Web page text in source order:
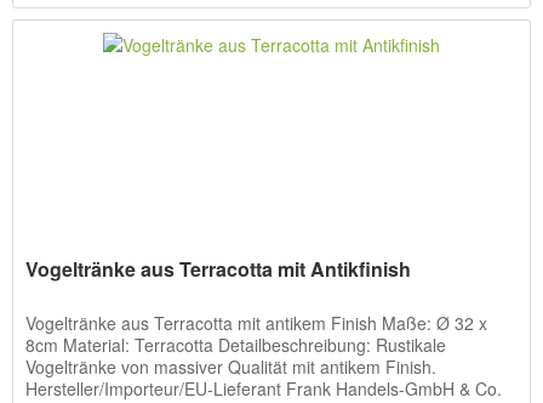
Vogeltränke aus Terracotta mit Antikfinish
Vogeltränke aus Terracotta mit antikem Finish Maße: Ø 32 x
8cm Material: Terracotta Detailbeschreibung: Rustikale
Vogeltränke von massiver Qualität mit antikem Finish.
Hersteller/Importeur/EU-Lieferant Frank Handels-GmbH & Co.